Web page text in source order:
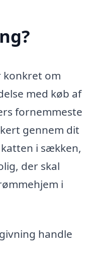
konkret om
med køb af
fornemmeste
gennem dit
i sækken,
der skal
i
handle